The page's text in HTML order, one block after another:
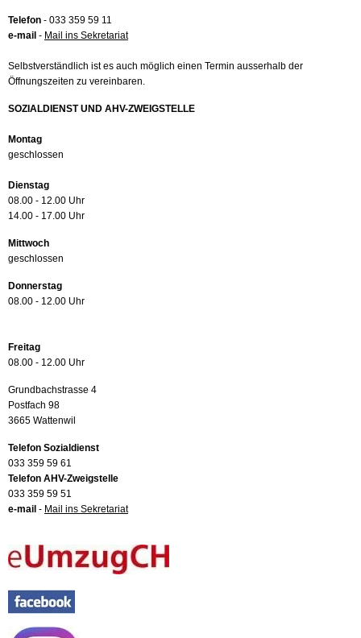
Telefon - 033 359 59 11
e-mail - Mail ins Sekretariat
Selbstverständlich ist es auch möglich einen Termin ausserhalb der
Öffnungszeiten zu vereinbaren.
SOZIALDIENST UND AHV-ZWEIGSTELLE
Montag
geschlossen
Dienstag
08.00 - 12.00 Uhr
14.00 - 17.00 Uhr
Mittwoch
geschlossen
Donnerstag
08.00 - 12.00 Uhr
Freitag
08.00 - 12.00 Uhr
Grundbachstrasse 4
Postfach 98
3665 Wattenwil
Telefon Sozialdienst
033 359 59 61
Telefon AHV-Zweigstelle
033 359 59 51
e-mail - Mail ins Sekretariat